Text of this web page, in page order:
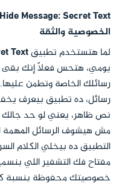
الخصوصية والثقة
لما هتستخدم تطبيقText
يومي، هتحس فعلاً إنك
رسائلك الخاصة وتطمن
رسائل، ده تطبيق بيعرف
نص ظاهر، يعني لو حد جالك
مش هيشوف الرسائل المهمة
التطبيق ده بيخلي الكلام
مفتاح فك التشفير اللي
خصوصيتك محفوظة بنسبة